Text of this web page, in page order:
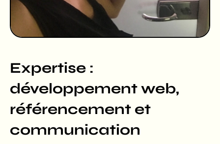
Expertise :
développement web,
référencement et
communication